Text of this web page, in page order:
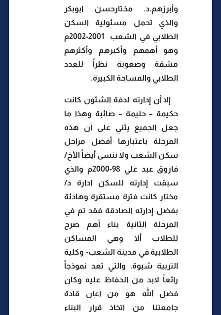
وأبرزهم.د. مختارحسن ابوبكر
والذي تحمل مسئولية السكن
الطلابي في الشعب
2001-2002م
وهو أهمهم وأكبرهم وأكثرهم
مشقة وصعوبة نظراً للعدد
الطلابي والمساحة الكبيرة.
إلا أن إدارته لدفة الشئون كانت
حكيمة – حليمة – صائبة وهذا ما
جعل الجميع يثني على أن هذه
المرحلة باعتبارها أفضل مراحل
سكن الشعب ولا ننسى أيضاً الأخ/
فاروق عبد علي 98-2000م والذي
سبقت إدارته للسكن ادارة د/
مختار كانت فترة مستقرة وهادئة
بفضل إدارته الصادقة فقد تم في
المرحلة الثانية بناء أهم صرح
للطلاب ألا وهي المساكن
الطلابية في مدينة الشعب- وكلية
التربية شبوة. والتي تعد نموذجاً
رائعاً لابد من الحفاظ عليه وكان
فضل الله هو من أعان قادة
جامعتنا من اتخاذ قرار البناء